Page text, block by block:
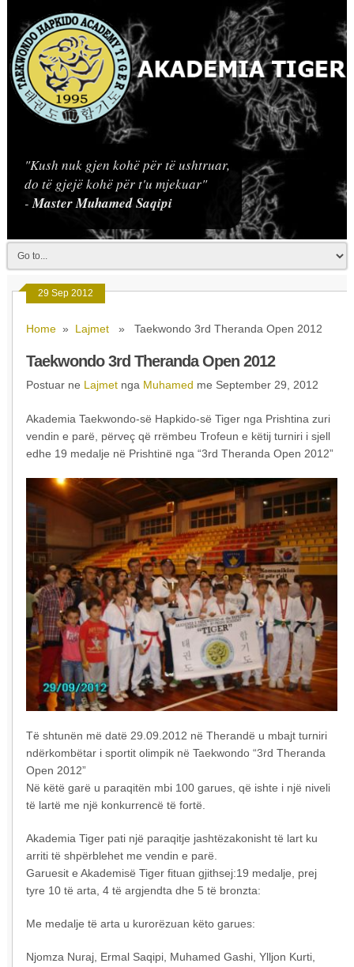
"Kush nuk gjen kohë për të ushtruar,
do të gjejë kohë për t'u mjekuar"
-Master Muhamed Saqipi
29 Sep 2012
Home » Lajmet » Taekwondo 3rd Theranda Open 2012
Taekwondo 3rd Theranda Open 2012
Postuar ne Lajmet nga Muhamed me September 29, 2012
Akademia Taekwondo-së Hapkido-së Tiger nga Prishtina zuri
vendin e parë, përveç që rrëmbeu Trofeun e këtij turniri i sjell
edhe 19 medalje në Prishtinë nga “3rd Theranda Open 2012”
Të shtunën më datë 29.09.2012 në Therandë u mbajt turniri
ndërkombëtar i sportit olimpik në Taekwondo “3rd Theranda
Open 2012”
Në këtë garë u paraqitën mbi 100 garues, që ishte i një niveli
të lartë me një konkurrencë të fortë.
Akademia Tiger pati një paraqitje jashtëzakonisht të lart ku
arriti të shpërblehet me vendin e parë.
Garuesit e Akademisë Tiger fituan gjithsej:19 medalje, prej
tyre 10 të arta, 4 të argjendta dhe 5 të bronzta:
Me medalje të arta u kurorëzuan këto garues:
Njomza Nuraj, Ermal Saqipi, Muhamed Gashi, Ylljon Kurti,